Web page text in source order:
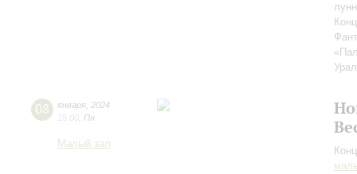
08 января 2024
15:00 Пн
Малый зал